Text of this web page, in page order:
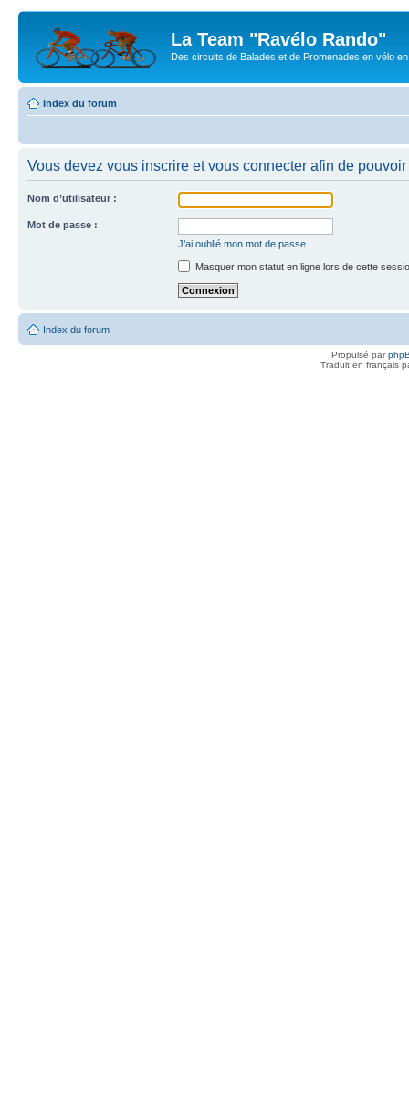
La Team "Ravélo Rando"
Des circuits de Balades et de Promenades en vélo
Index du forum
Vous devez vous inscrire et vous connecter afin de
Nom d’utilisateur :
Mot de passe :
J’ai oublié mon mot de passe
Masquer mon statut en ligne lors de cette
Index du forum
Propulsé par
Traduit en français